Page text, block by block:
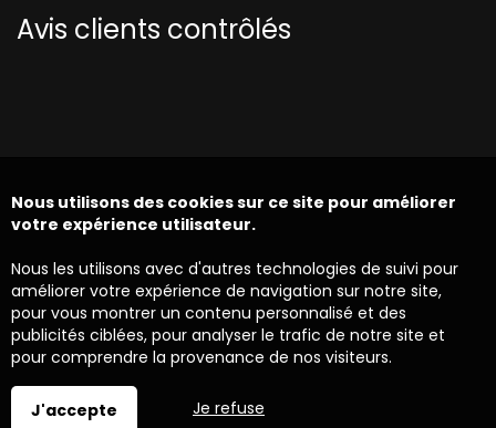
Avis clients contrôlés
Nous utilisons des cookies sur ce site pour améliorer
votre expérience utilisateur.
Nous les utilisons avec d'autres technologies de suivi pour
améliorer votre expérience de navigation sur notre site,
pour vous montrer un contenu personnalisé et des
publicités ciblées, pour analyser le trafic de notre site et
pour comprendre la provenance de nos visiteurs.
J'accepte Je refuse